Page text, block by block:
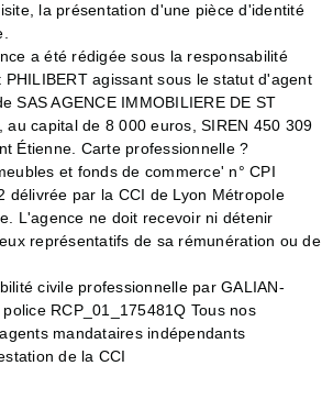
la présentation d'une pièce d'identité
a été rédigée sous la responsabilité
agissant sous le statut d'agent
SAS AGENCE IMMOBILIERE DE ST
au capital de 8 000 euros, SIREN 450 309
Étienne. Carte professionnelle ?
et fonds de commerce' n° CPI
délivrée par la CCI de Lyon Métropole
L'agence ne doit recevoir ni détenir
représentatifs de sa rémunération ou de
civile professionnelle par GALIAN-
RCP_01_175481Q Tous nos
mandataires indépendants
de la CCI